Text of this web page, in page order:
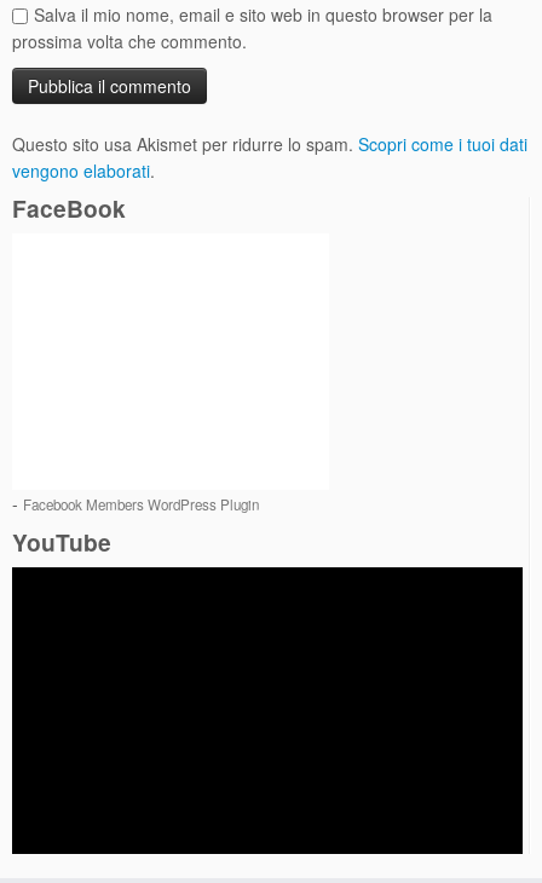
Salva il mio nome, email e sito web in questo browser per la
prossima volta che commento.
Questo sito usa Akismet per ridurre lo spam. Scopri come i tuoi dati
vengono elaborati.
FaceBook
- Facebook Members WordPress Plugin
YouTube